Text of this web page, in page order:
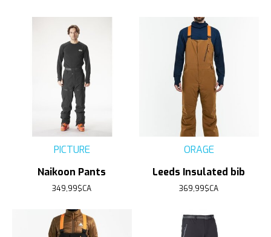
PICTURE
Naikoon Pants
349,99$CA
ORAGE
Leeds Insulated bib
369,99$CA